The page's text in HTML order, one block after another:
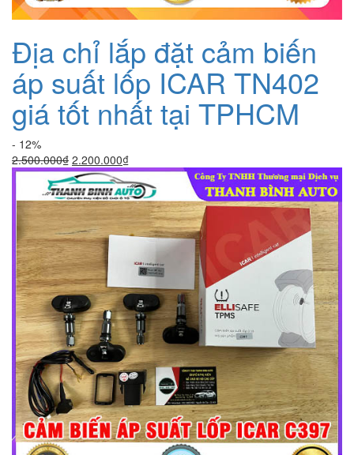
Địa chỉ lắp đặt cảm biến
áp suất lốp ICAR TN402
giá tốt nhất tại TPHCM
- 12%
2.500.000₫ Giá
gốc
là:
2.500.000₫.
2.200.000₫Giá
hiện
tại
là:
2.200.000₫.